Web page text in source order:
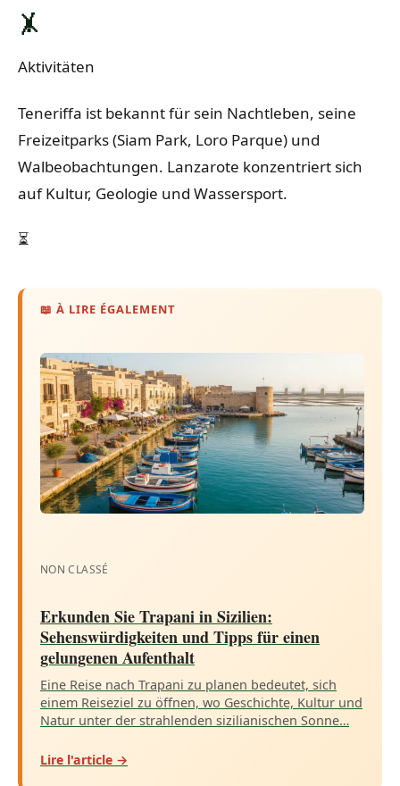
🤸
Aktivitäten
Teneriffa ist bekannt für sein Nachtleben, seine
Freizeitparks (Siam Park, Loro Parque) und
Walbeobachtungen. Lanzarote konzentriert sich
auf Kultur, Geologie und Wassersport.
⏳
📖 À LIRE ÉGALEMENT
NON CLASSÉ
Erkunden Sie Trapani in Sizilien:
Sehenswürdigkeiten und Tipps für einen
gelungenen Aufenthalt
Eine Reise nach Trapani zu planen bedeutet, sich
einem Reiseziel zu öffnen, wo Geschichte, Kultur und
Natur unter der strahlenden sizilianischen Sonne…
Lire l'article →